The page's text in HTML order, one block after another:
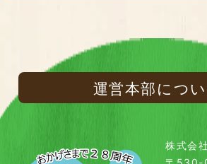
運営本部につ
株式会